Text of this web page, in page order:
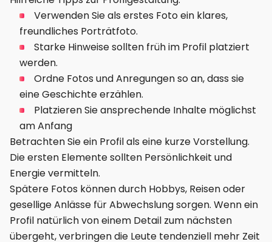
Verwenden Sie als erstes Foto ein klares,
freundliches Porträtfoto.
Starke Hinweise sollten früh im Profil platziert
werden.
Ordne Fotos und Anregungen so an, dass sie
eine Geschichte erzählen.
Platzieren Sie ansprechende Inhalte möglichst
am Anfang
Betrachten Sie ein Profil als eine kurze Vorstellung.
Die ersten Elemente sollten Persönlichkeit und
Energie vermitteln.
Spätere Fotos können durch Hobbys, Reisen oder
gesellige Anlässe für Abwechslung sorgen. Wenn ein
Profil natürlich von einem Detail zum nächsten
übergeht, verbringen die Leute tendenziell mehr Zeit